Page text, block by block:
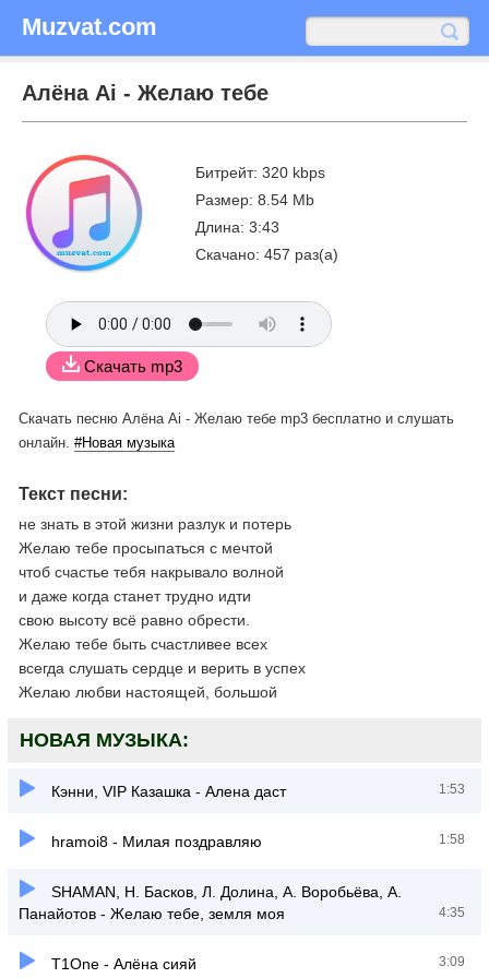
Muzvat.com
Алёна Ai - Желаю тебе
Битрейт: 320 kbps
Размер: 8.54 Mb
Длина: 3:43
Скачано: 457 раз(а)
Скачать mp3
Скачать песню Алёна Ai - Желаю тебе mp3 бесплатно и слушать
онлайн. #Новая музыка
Текст песни:
не знать в этой жизни разлук и потерь
Желаю тебе просыпаться с мечтой
чтоб счастье тебя накрывало волной
и даже когда станет трудно идти
свою высоту всё равно обрести.
Желаю тебе быть счастливее всех
всегда слушать сердце и верить в успех
Желаю любви настоящей, большой
НОВАЯ МУЗЫКА:
Кэнни, VIP Казашка - Алена даст 1:53
hramoi8 - Милая поздравляю 1:58
SHAMAN, Н. Басков, Л. Долина, А. Воробьёва, А.
Панайотов - Желаю тебе, земля моя
4:35
T1One - Алёна сияй 3:09